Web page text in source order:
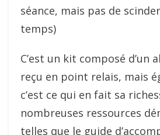
séance, mais pas de
temps)
C’est un kit composé d’un
reçu en point relais, mais
c’est ce qui en fait sa
nombreuses ressources
telles que le guide